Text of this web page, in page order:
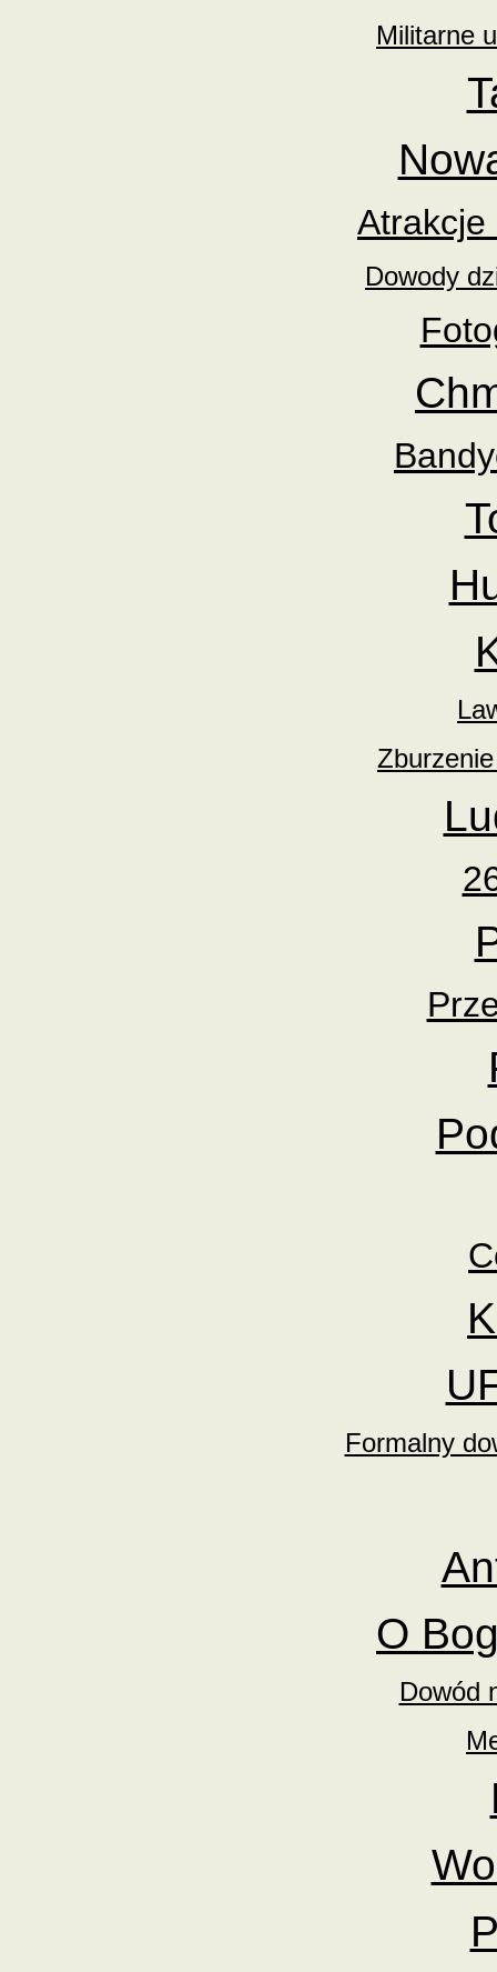
Militarne
Atrakcje
Dowody
Formalny
O
Dowód